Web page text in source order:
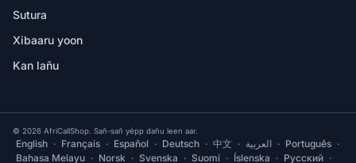
Sutura
Xibaaru yoon
Kan lañu
© 2026 AfriCallShop. Sañ-sañ yépp dañu leen aar.
English · Français · Español · Deutsch · 中文 · العربية · Português ·
Bahasa Melayu · Norsk · Svenska · Suomi · Íslenska · Русский ·